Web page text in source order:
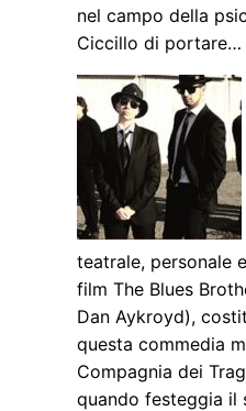
nel campo della
Ciccillo di portare…
teatrale, personale
film The Blues
Dan Aykroyd),
questa commedia
Compagnia dei
quando festeggia il